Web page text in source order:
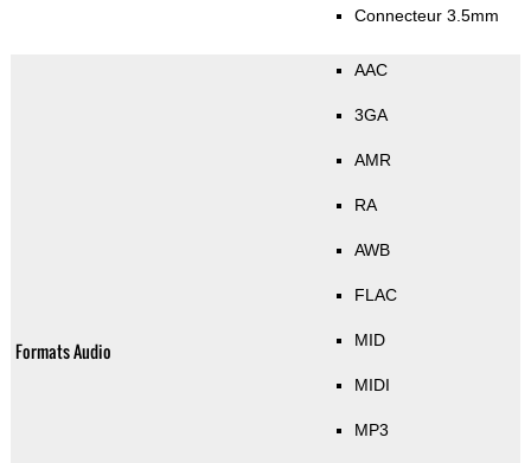
Connecteur 3.5mm
Formats Audio
AAC
3GA
AMR
RA
AWB
FLAC
MID
MIDI
MP3